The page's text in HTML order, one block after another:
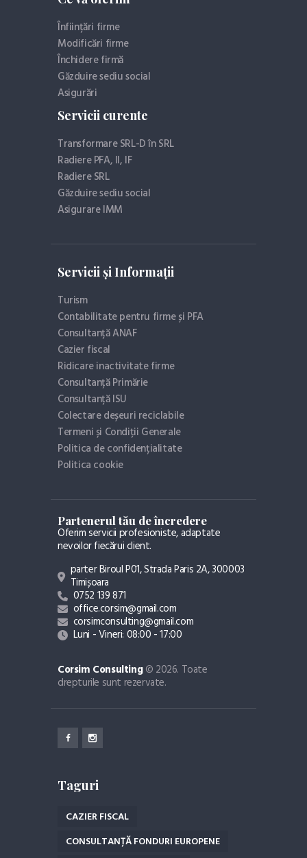
Înființări firme
Modificări firme
Închidere firmă
Găzduire sediu social
Asigurări
Servicii curente
Transformare SRL-D în SRL
Radiere PFA, II, IF
Radiere SRL
Găzduire sediu social
Asigurare IMM
Servicii și Informații
Turism
Contabilitate pentru firme și PFA
Consultanță ANAF
Cazier fiscal
Ridicare inactivitate firme
Consultanță Primărie
Consultanță ISU
Colectare deșeuri reciclabile
Termeni și Condiții Generale
Politica de confidențialitate
Politica cookie
Partenerul tău de încredere
Oferim servicii profesioniste, adaptate
nevoilor fiecărui client.
parter Biroul P01, Strada Paris 2A, 300003
Timișoara
0752 139 871
office.corsim@gmail.com
corsimconsulting@gmail.com
Luni - Vineri: 08:00 - 17:00
Corsim Consulting© 2026. Toate
drepturile sunt rezervate.
Taguri
CAZIER FISCAL
CONSULTANȚĂ FONDURI EUROPENE